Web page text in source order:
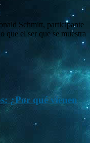
Schmitt, participante
que el ser que se muestra
¿Por qué vienen